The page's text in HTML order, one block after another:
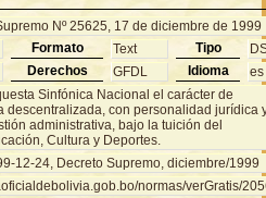
Nº 25625, 17 de diciembre de 1999
Formato Text Tipo
Derechos GFDL Idioma es
Sinfónica Nacional el carácter de
descentralizada, con personalidad jurídica
administrativa, bajo la tuición del
Cultura y Deportes.
12-24, Decreto Supremo, diciembre/1999
normas/verGratis/